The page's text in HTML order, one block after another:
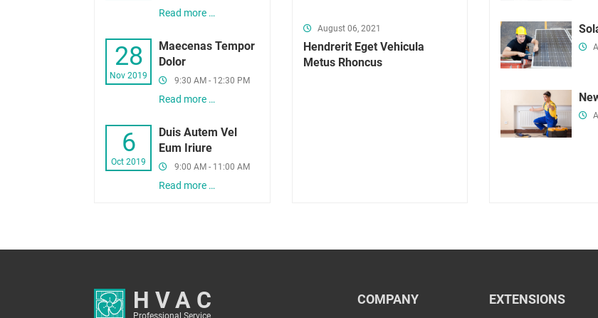
Read more …
28
Nov 2019
Maecenas Tempor
Dolor
9:30 AM - 12:30 PM
Read more …
6
Oct 2019
Duis Autem Vel
Eum Iriure
9:00 AM - 11:00 AM
Read more …
August 06, 2021
Hendrerit Eget Vehicula
Metus Rhoncus
HVAC
Professional Service
COMPANY EXTENSIONS